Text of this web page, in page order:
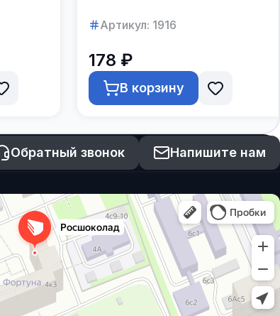
Артикул: 1916
178 ₽
В корзину
Обратный звонок Напишите нам